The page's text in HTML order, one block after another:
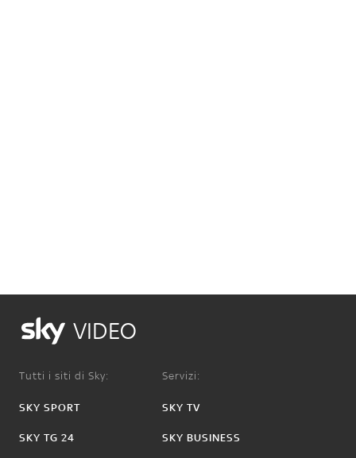
VIDEO
Tutti i siti di Sky:
SKY SPORT
SKY TG 24
Servizi:
SKY TV
SKY BUSINESS